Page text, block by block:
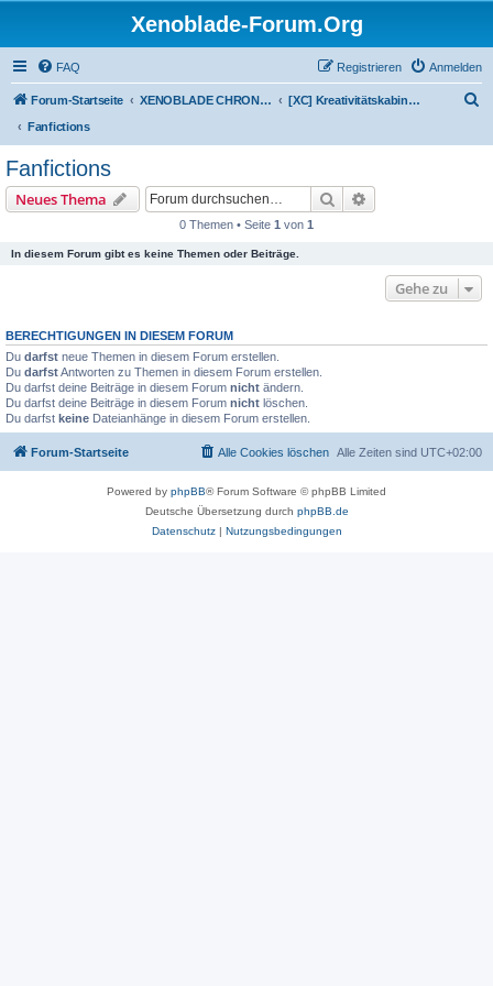
Xenoblade-Forum.Org
FAQ Anmelden
Registrieren
Forum-Startseite XENOBLADE CHRONICLES / DEFINITIVE EDITION / FUTURE CONNECTED
[XC] Kreativitätskabinett
Fanfictions
Fanfictions
Neues Thema Suche
0 Themen • Seite 1 von 1
In diesem Forum gibt es keine Themen oder Beiträge.
Gehe zu
BERECHTIGUNGEN IN DIESEM FORUM
Du darfst neue Themen in diesem Forum erstellen.
Du darfstAntworten zu Themen in diesem Forum erstellen.
Du darfst deine Beiträge in diesem Forum nicht ändern.
Du darfst deine Beiträge in diesem Forum nicht löschen.
Du darfst keine Dateianhänge in diesem Forum erstellen.
Forum-Startseite Alle Zeiten sind UTC+02:00
Alle Cookies löschen
Powered by phpBB® Forum Software © phpBB Limited
Deutsche Übersetzung durch phpBB.de
Datenschutz| Nutzungsbedingungen